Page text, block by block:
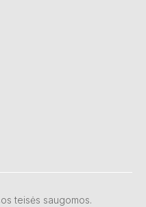
teisės saugomos.